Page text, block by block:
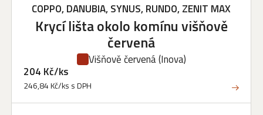
COPPO, DANUBIA, SYNUS, RUNDO, ZENIT MAX
Krycí lišta okolo komínu višňově
červená
Višňově červená(Inova)
204 Kč/ks
246,84 Kč/ks s DPH